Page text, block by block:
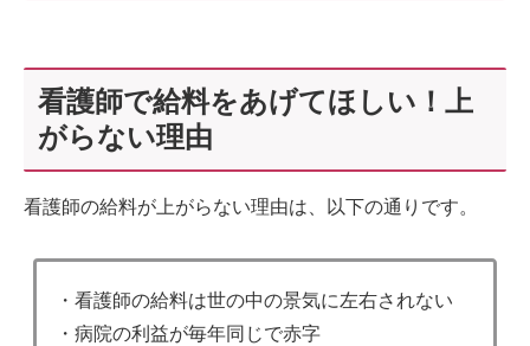
看護師で給料をあげてほしい！上
がらない理由
看護師の給料が上がらない理由は、以下の通りです。
・看護師の給料は世の中の景気に左右されない
・病院の利益が毎年同じで赤字